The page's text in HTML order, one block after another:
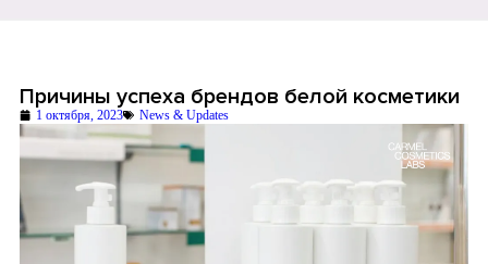
Причины успеха брендов белой косметики
1 октября, 2023 News & Updates